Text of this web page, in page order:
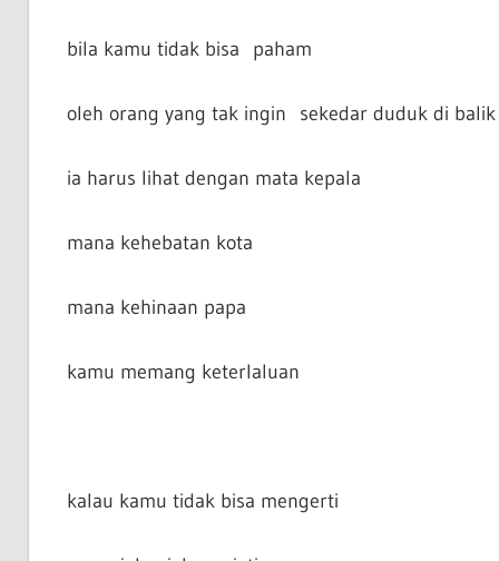
bila kamu tidak bisa paham
oleh orang yang tak ingin sekedar duduk di balik
ia harus lihat dengan mata kepala
mana kehebatan kota
mana kehinaan papa
kamu memang keterlaluan
kalau kamu tidak bisa mengerti